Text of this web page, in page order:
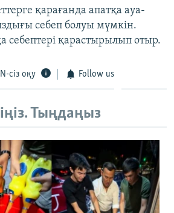
қарағанда апатқа ауа-
себеп болуы мүмкін.
себептері қарастырылып отыр.
сіз оқу Follow us
Тыңдаңыз